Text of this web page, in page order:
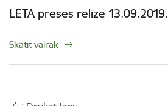
LETA preses relīze 13.09.2019.
Skatīt vairāk